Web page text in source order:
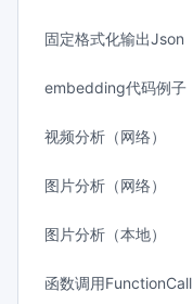
固定格式化输出Json
embedding代码例子
视频分析（网络）
图片分析（网络）
图片分析（本地）
函数调用FunctionCall